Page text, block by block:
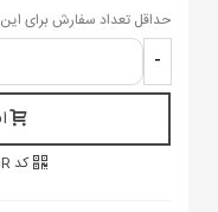
حداقل تعداد سفارش برای این
-
کد QR